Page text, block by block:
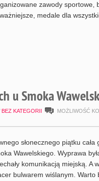
zawody sportowe,
medale dla
u Smoka
BEZ KATEGORII MOŻLIWOŚĆ
słonecznego piątku
Wawelskiego. Wyprawa
komunikacją miejską. A
bulwarem wiślanym. Warto